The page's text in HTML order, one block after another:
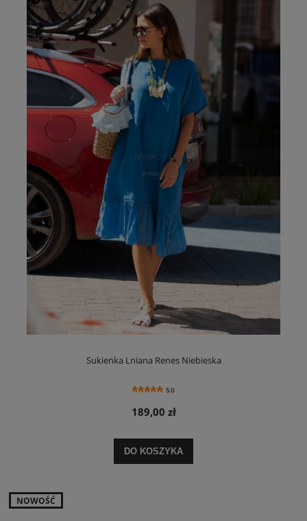
Sukienka Lniana Renes Niebieska
5.0
189,00 zł
DO KOSZYKA
NOWOŚĆ